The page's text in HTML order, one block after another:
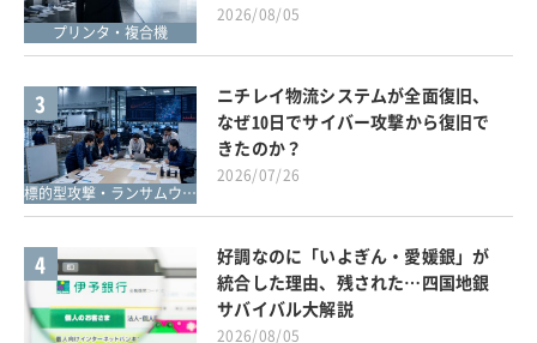
プリンタ・複合機
2026/08/05
3
標的型攻撃・ランサムウェア対策
ニチレイ物流システムが全面復旧、
なぜ10日でサイバー攻撃から復旧で
きたのか？
2026/07/26
4
好調なのに「いよぎん・愛媛銀」が
統合した理由、残された…四国地銀
サバイバル大解説
2026/08/05